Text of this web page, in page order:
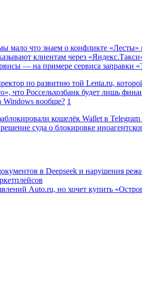
мало что знаем о конфликте «Лесты»
клиентам через
— на примере сервиса заправки
по развитию той Lenta.ru,
что Россельхозбанк будет лишь
вообще? 1
кошелёк Wallet в
суда о блокировке
в Deepseek и нарушения
Auto.ru, но хочет купить